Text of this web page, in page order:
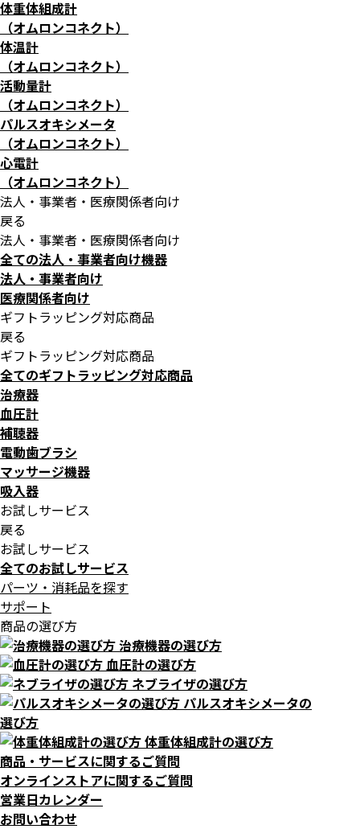
体重体組成計
（オムロンコネクト）
体温計
（オムロンコネクト）
活動量計
（オムロンコネクト）
パルスオキシメータ
（オムロンコネクト）
心電計
（オムロンコネクト）
法人・事業者・医療関係者向け
戻る
法人・事業者・医療関係者向け
全ての法人・事業者向け機器
法人・事業者向け
医療関係者向け
ギフトラッピング対応商品
戻る
ギフトラッピング対応商品
全てのギフトラッピング対応商品
治療器
血圧計
補聴器
電動歯ブラシ
マッサージ機器
吸入器
お試しサービス
戻る
お試しサービス
全てのお試しサービス
パーツ・消耗品を探す
サポート
商品の選び方
治療機器の選び方
血圧計の選び方
ネブライザの選び方
パルスオキシメータの
選び方
体重体組成計の選び方
商品・サービスに関するご質問
オンラインストアに関するご質問
営業日カレンダー
お問い合わせ